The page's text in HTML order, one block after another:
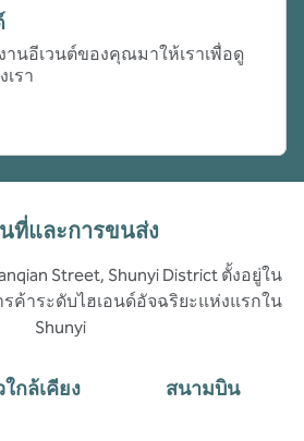
านอีเวนต์ของคุณมาให้เราเพื่อดู
รา
ที่และการขนส่ง
Street, Shunyi District ตั้งอยู่ใน
รค้าระดับไฮเอนด์อัจฉริยะแห่งแรกใน
Shunyi
กล้เคียง สนามบิน